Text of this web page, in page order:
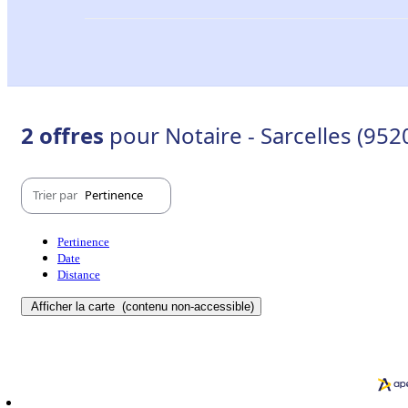
2 offres pour Notaire - Sarcelles
Trier par Pertinence
Pertinence
Date
Distance
Afficher la carte (contenu non-accessible)